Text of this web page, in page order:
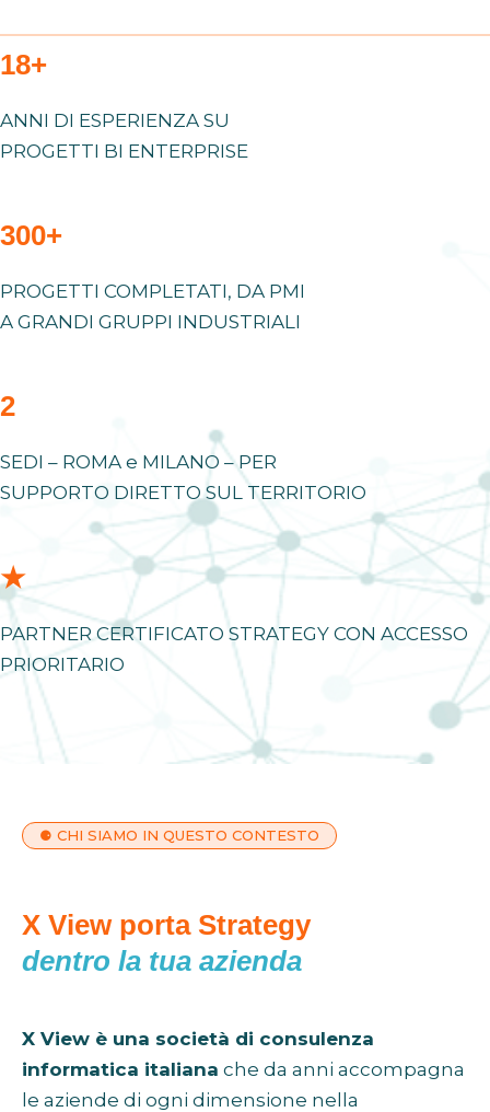
18+
ANNI DI ESPERIENZA SU
PROGETTI BI ENTERPRISE
300+
PROGETTI COMPLETATI, DA PMI
A GRANDI GRUPPI INDUSTRIALI
2
SEDI – ROMA e MILANO – PER
SUPPORTO DIRETTO SUL TERRITORIO
★
PARTNER CERTIFICATO STRATEGY CON ACCESSO
PRIORITARIO
⚈ CHI SIAMO IN QUESTO CONTESTO
X View porta Strategy
dentro la tua azienda
X View è una società di consulenza
informatica italiana che da anni accompagna
le aziende di ogni dimensione nella